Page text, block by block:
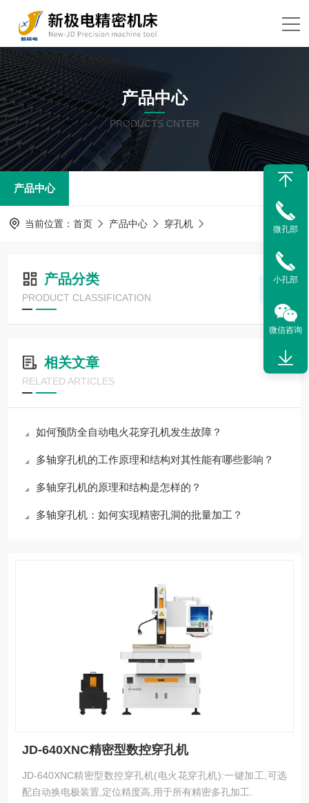
产品中心
PRODUCTS CNTER
产品中心
当前位置： 首页 产品中心 穿孔机
产品分类
PRODUCT CLASSIFICATION
相关文章
RELATED ARTICLES
如何预防全自动电火花穿孔机发生故障？
多轴穿孔机的工作原理和结构对其性能有哪些影响？
多轴穿孔机的原理和结构是怎样的？
多轴穿孔机：如何实现精密孔洞的批量加工？
JD-640XNC精密型数控穿孔机
JD-640XNC精密型数控穿孔机(电火花穿孔机):一键加工,可选
配自动换电极装置,定位精度高,用于所有精密多孔加工.
微孔部
小孔部
微信咨询